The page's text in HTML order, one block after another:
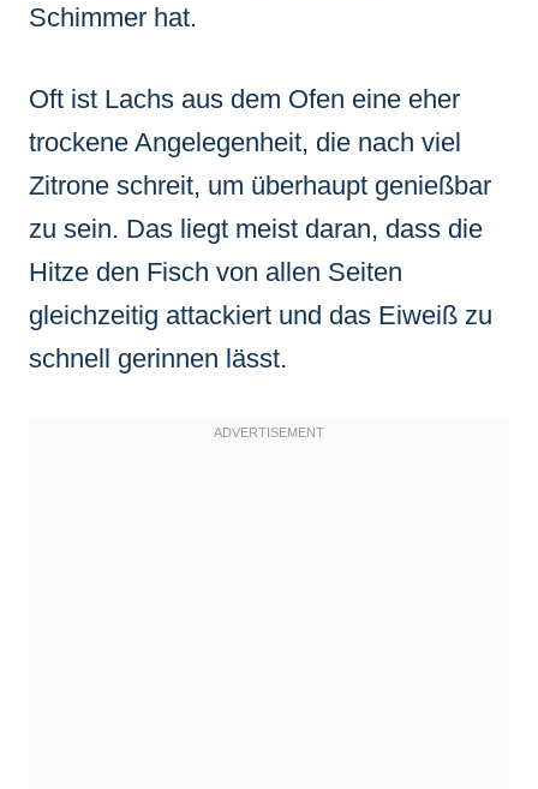
Schimmer hat.
Oft ist Lachs aus dem Ofen eine eher
trockene Angelegenheit, die nach viel
Zitrone schreit, um überhaupt genießbar
zu sein. Das liegt meist daran, dass die
Hitze den Fisch von allen Seiten
gleichzeitig attackiert und das Eiweiß zu
schnell gerinnen lässt.